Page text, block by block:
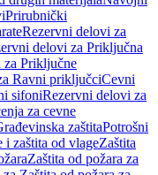
Prirubnički
Rezervni delovi za
delovi za Priključna
za Priključne
Ravni priključciCevni
sifoniRezervni delovi za
za cevne
zaštitaPotrošni
i zaštita od vlageZaštita
Zaštita od požara za